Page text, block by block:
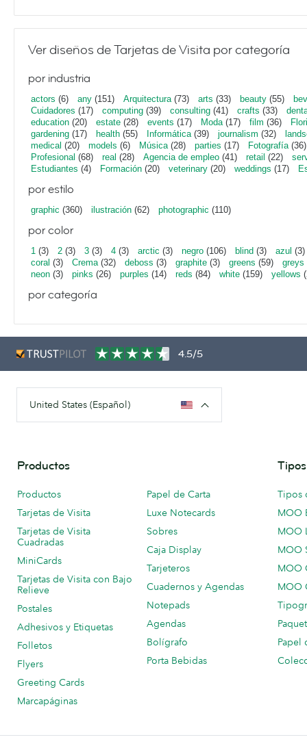
Ver diseños de Tarjetas de Visita por categoría
por industria
actors (6) any (151) Arquitectura(73) arts (33) beauty (55)
Cuidadores (17) computing (39) consulting (41) crafts (33)
education (20) estate (28) events (17) Moda(17) film (36)
gardening (17) health (55) Informática(39) journalism (32)
medical (20) models (6) Música(28) parties (17) Fotografía(36)
Profesional (68) real (28) Agencia de empleo (41) retail (22)
Estudiantes (4) Formación (20) veterinary (20) weddings (17)
por estilo
graphic (360) ilustración (62) photographic (110)
por color
1 (3) 2 (3) 3 (3) 4 (3) arctic (3) negro (106) blind (3) azul (3)
coral (3) Crema(32) deboss (3) graphite (3) greens (59) greys
neon (3) pinks (26) purples (14) reds (84) white (159) yellows
por categoría
4.5/5
United States (Español)
Productos
Productos
Tarjetas de Visita
Tarjetas de Visita
Cuadradas
MiniCards
Tarjetas de Visita con Bajo
Relieve
Postales
Adhesivos y Etiquetas
Folletos
Flyers
Greeting Cards
Marcapáginas
Papel de Carta
Luxe Notecards
Sobres
Caja Display
Tarjeteros
Cuadernos y Agendas
Notepads
Agendas
Bolígrafo
Porta Bebidas
Tipos
MOO
MOO
MOO
MOO
MOO
Papel